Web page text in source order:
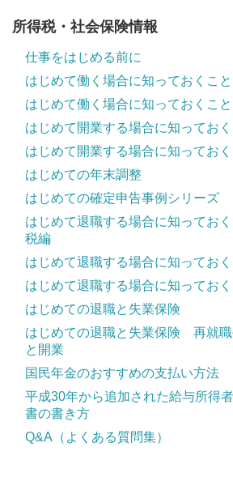
所得税・社会保険情報
仕事をはじめる前に
はじめて働く場合に知っておくこ
はじめて働く場合に知っておくこ
はじめて開業する場合に知ってお
はじめて開業する場合に知ってお
はじめての年末調整
はじめての確定申告事例シリーズ
はじめて退職する場合に知ってお
税編
はじめて退職する場合に知ってお
はじめて退職する場合に知ってお
はじめての退職と失業保険
はじめての退職と失業保険 再就
と開業
国民年金のおすすめの支払い方法
平成30年から追加された給与所得
書の書き方
Q&A（よくある質問集）